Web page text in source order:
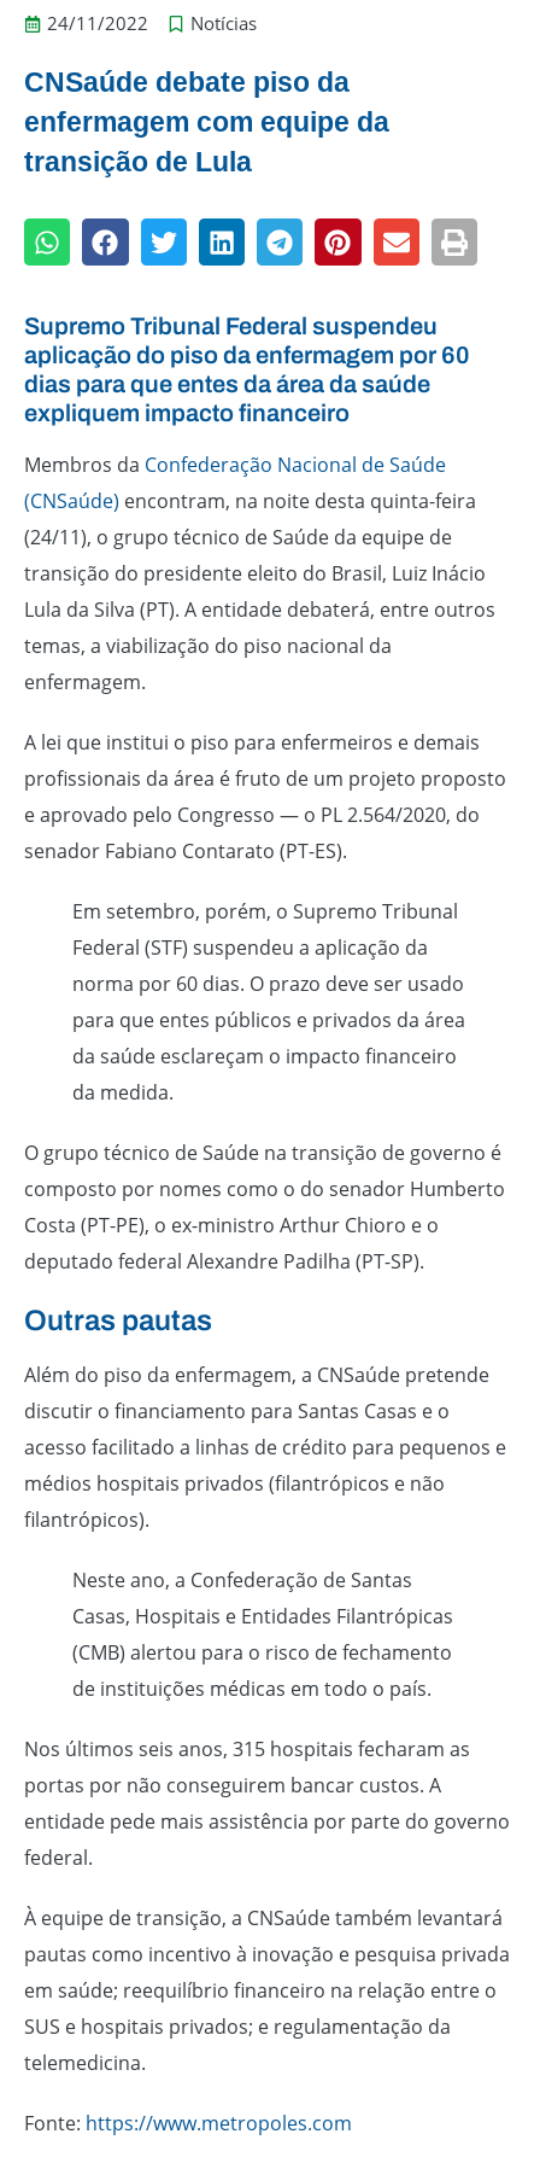
24/11/2022 Notícias
CNSaúde debate piso da
enfermagem com equipe da
transição de Lula
Supremo Tribunal Federal suspendeu
aplicação do piso da enfermagem por 60
dias para que entes da área da saúde
expliquem impacto financeiro
Membros da Confederação Nacional de Saúde
(CNSaúde) encontram, na noite desta quinta-feira
(24/11), o grupo técnico de Saúde da equipe de
transição do presidente eleito do Brasil, Luiz Inácio
Lula da Silva (PT). A entidade debaterá, entre outros
temas, a viabilização do piso nacional da
enfermagem.
A lei que institui o piso para enfermeiros e demais
profissionais da área é fruto de um projeto proposto
e aprovado pelo Congresso — o PL 2.564/2020, do
senador Fabiano Contarato (PT-ES).
Em setembro, porém, o Supremo Tribunal
Federal (STF) suspendeu a aplicação da
norma por 60 dias. O prazo deve ser usado
para que entes públicos e privados da área
da saúde esclareçam o impacto financeiro
da medida.
O grupo técnico de Saúde na transição de governo é
composto por nomes como o do senador Humberto
Costa (PT-PE), o ex-ministro Arthur Chioro e o
deputado federal Alexandre Padilha (PT-SP).
Outras pautas
Além do piso da enfermagem, a CNSaúde pretende
discutir o financiamento para Santas Casas e o
acesso facilitado a linhas de crédito para pequenos e
médios hospitais privados (filantrópicos e não
filantrópicos).
Neste ano, a Confederação de Santas
Casas, Hospitais e Entidades Filantrópicas
(CMB) alertou para o risco de fechamento
de instituições médicas em todo o país.
Nos últimos seis anos, 315 hospitais fecharam as
portas por não conseguirem bancar custos. A
entidade pede mais assistência por parte do governo
federal.
À equipe de transição, a CNSaúde também levantará
pautas como incentivo à inovação e pesquisa privada
em saúde; reequilíbrio financeiro na relação entre o
SUS e hospitais privados; e regulamentação da
telemedicina.
Fonte: https://www.metropoles.com